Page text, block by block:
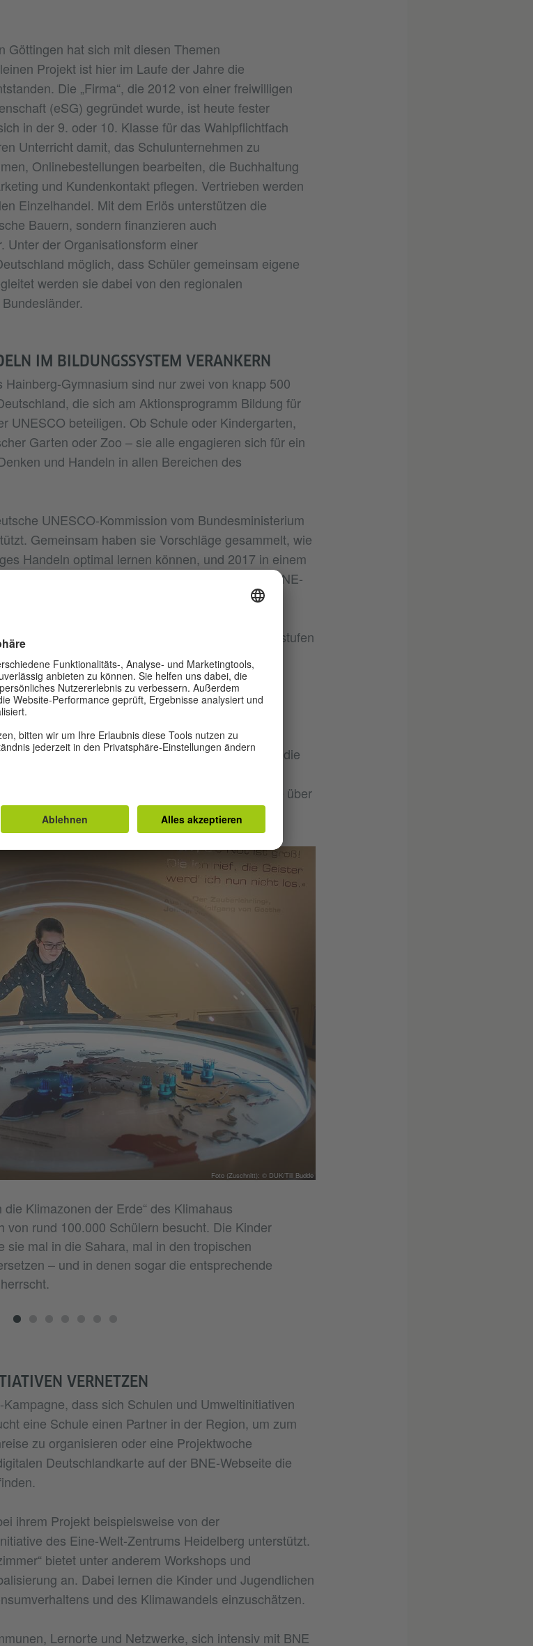
Göttingen hat sich mit diesen Themen
Projekt ist hier im Laufe der Jahre die
Die „Firma“, die 2012 von einer freiwilligen
(eSG) gegründet wurde, ist heute fester
in der 9. oder 10. Klasse für das Wahlpflichtfach
Unterricht damit, das Schulunternehmen zu
Onlinebestellungen bearbeiten, die Buchhaltung
und Kundenkontakt pflegen. Vertrieben werden
Einzelhandel. Mit dem Erlös unterstützen die
Bauern, sondern finanzieren auch
Unter der Organisationsform einer
möglich, dass Schüler gemeinsam eigene
werden sie dabei von den regionalen
IM BILDUNGSSYSTEM VERANKERN
Gymnasium sind nur zwei von knapp 500
die sich am Aktionsprogramm Bildung für
UNESCO beteiligen. Ob Schule oder Kindergarten,
Garten oder Zoo – sie alle engagieren sich für ein
und Handeln in allen Bereichen des
UNESCO-Kommission vom Bundesministerium
Gemeinsam haben sie Vorschläge gesammelt, wie
Handeln optimal lernen können, und 2017 in einem
Onlineplattform zusammengefasst. Auf der BNE-
Einrichtungen kostenlos Lehrmaterialen
das Umwelthörspiel bis hin zum
wie sie das Thema BNE für alle Altersstufen
des BNE zu engagieren, sind die
Weise nachgekommen: Sie bilden
zu Globalisierung oder umweltfreundliche
Rolle kommt den Schulen und Kindergärten zu, die
Rund 400 sind auf der Plattform des
reichen von fairem Kaffee in der Kantine über
Austauschprogrammen.
Foto (Zuschnitt): © DUK/Till Budde
Klimazonen der Erde“ des Klimahaus
von rund 100.000 Schülern besucht. Die Kinder
sie mal in die Sahara, mal in den tropischen
– und in denen sogar die entsprechende
VERNETZEN
dass sich Schulen und Umweltinitiativen
eine Schule einen Partner in der Region, um zum
zu organisieren oder eine Projektwoche
Deutschlandkarte auf der BNE-Webseite die
ihrem Projekt beispielsweise von der
des Eine-Welt-Zentrums Heidelberg unterstützt.
bietet unter anderem Workshops und
an. Dabei lernen die Kinder und Jugendlichen
und des Klimawandels einzuschätzen.
Lernorte und Netzwerke, sich intensiv mit BNE